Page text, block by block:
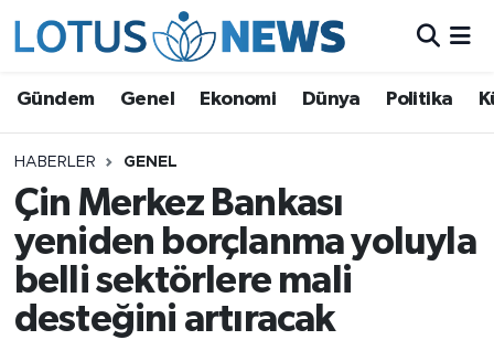
Gündem Genel Ekonomi Dünya Politika
HABERLER GENEL
Çin Merkez Bankası
yeniden borçlanma yoluyla
belli sektörlere mali
desteğini artıracak
Ekonomi
Dünya
Politika
Kültür - Sanat ve Tarih